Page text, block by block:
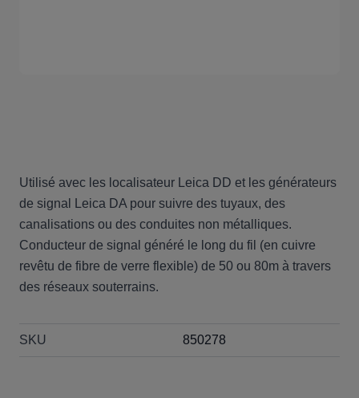
Utilisé avec les localisateur Leica DD et les générateurs
de signal Leica DA pour suivre des tuyaux, des
canalisations ou des conduites non métalliques.
Conducteur de signal généré le long du fil (en cuivre
revêtu de fibre de verre flexible) de 50 ou 80m à travers
des réseaux souterrains.
SKU 850278